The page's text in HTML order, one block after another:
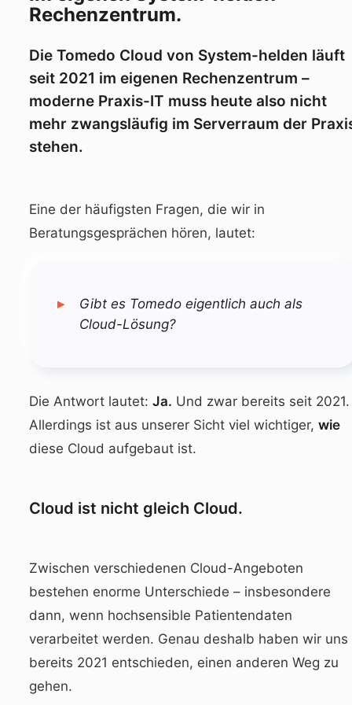
Rechenzentrum.
Die Tomedo Cloud von System-helden läuft
seit 2021 im eigenen Rechenzentrum –
moderne Praxis-IT muss heute also nicht
mehr zwangsläufig im Serverraum der
stehen.
Eine der häufigsten Fragen, die wir in
Beratungsgesprächen hören, lautet:
Gibt es Tomedo eigentlich auch als
Cloud-Lösung?
Die Antwort lautet: Ja. Und zwar bereits seit 2021.
Allerdings ist aus unserer Sicht viel wichtiger, wie
diese Cloud aufgebaut ist.
Cloud ist nicht gleich Cloud.
Zwischen verschiedenen Cloud-Angeboten
bestehen enorme Unterschiede – insbesondere
dann, wenn hochsensible Patientendaten
verarbeitet werden. Genau deshalb haben wir uns
bereits 2021 entschieden, einen anderen Weg zu
gehen.